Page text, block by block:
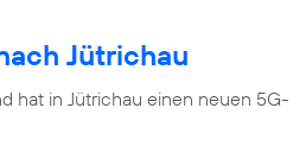
Jütrichau
hat in Jütrichau einen neuen 5G-